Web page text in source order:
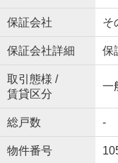
保証会社 そ
保証会社詳細 保
取引態様 /
賃貸区分
一
総戸数 -
物件番号